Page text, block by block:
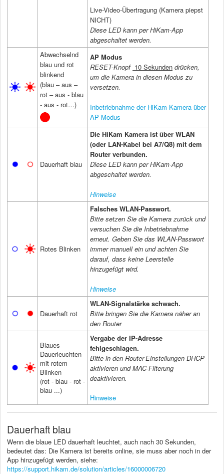
Live-Video-Übertragung (Kamera piepst
NICHT)
Diese LED kann per HiKam-App
abgeschaltet werden.
Abwechselnd
blau und rot
blinkend
(blau – aus –
rot – aus - blau
- aus - rot…)
AP Modus
RESET-Knopf 10 Sekunden drücken,
um die Kamera in diesen Modus zu
versetzen.
Inbetriebnahme der HiKam Kamera über
AP Modus
Dauerhaft blau
Die HiKam Kamera ist über WLAN
(oder LAN-Kabel bei A7/Q8) mit dem
Router verbunden.
Diese LED kann per HiKam-App
abgeschaltet werden.
Hinweise
Rotes Blinken
Falsches WLAN-Passwort.
Bitte setzen Sie die Kamera zurück und
versuchen Sie die Inbetriebnahme
erneut. Geben Sie das WLAN-Passwort
immer manuell ein und achten Sie
darauf, dass keine Leerstelle
hinzugefügt wird.
Hinweise
Dauerhaft rot
WLAN-Signalstärke schwach.
Bitte bringen Sie die Kamera näher an
den Router
Blaues
Dauerleuchten
mit rotem
Blinken
(rot - blau - rot -
blau ...)
Vergabe der IP-Adresse
fehlgeschlagen.
Bitte in den Router-Einstellungen DHCP
aktivieren und MAC-Filterung
deaktivieren.
Hinweise
Dauerhaft blau
Wenn die blaue LED dauerhaft leuchtet, auch nach 30 Sekunden,
bedeutet das: Die Kamera ist bereits online, sie muss aber noch in der
App hinzugefügt werden, siehe:
https://support.hikam.de/solution/articles/16000006720